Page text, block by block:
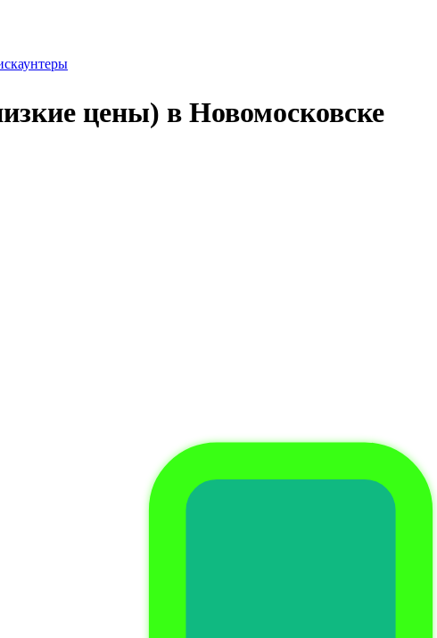
цены) в Новомосковске